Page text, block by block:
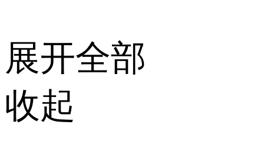
展开全部
收起